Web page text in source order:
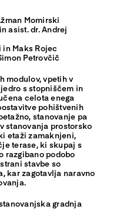
Momirski
asist. dr. Andrej
Maks Rojec
Petrovčič
modulov, vpetih v
s stopniščem in
celota enega
pohištvenih
stanovanje pa
stanovanja prostorsko
etaži zamaknjeni,
terase, ki skupaj s
razgibano podobo
stavbe so
kar zagotavlja naravno
gradnja